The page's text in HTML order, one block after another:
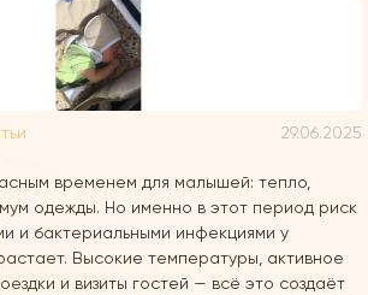
29.06.2025
временем для малышей: тепло,
одежды. Но именно в этот период риск
и бактериальными инфекциями у
Высокие температуры, активное
и визиты гостей — всё это создаёт